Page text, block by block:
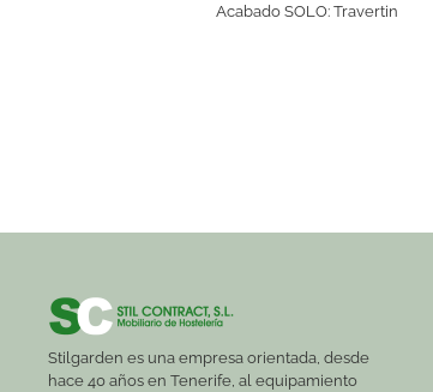
Acabado SOLO: Travertin
Stilgarden es una empresa orientada, desde
hace 40 años en Tenerife, al equipamiento